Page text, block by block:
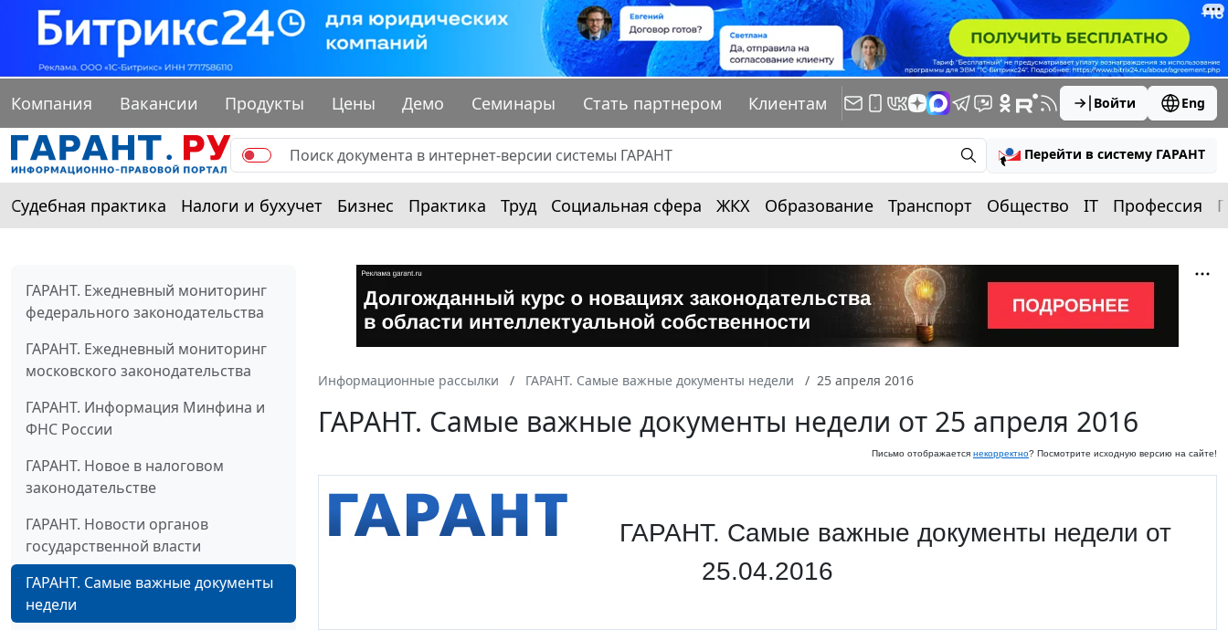
Компания Вакансии Продукты Цены Демо Семинары Стать партнером Клиентам Войти Eng
Перейти в систему ГАРАНТ
Судебная практика Налоги и бухучет Бизнес Практика Труд Социальная сфера ЖКХ Образование Транспорт Общество IT Профессия
ГАРАНТ. Ежедневный мониторинг
федерального законодательства
ГАРАНТ. Ежедневный мониторинг
московского законодательства
ГАРАНТ. Информация Минфина и
ФНС России
ГАРАНТ. Новое в налоговом
законодательстве
ГАРАНТ. Новости органов
государственной власти
ГАРАНТ. Самые важные документы
недели
Информационные рассылки ГАРАНТ. Самые важные документы недели 25 апреля 2016
ГАРАНТ. Самые важные документы недели от 25 апреля 2016
Письмо отображается некорректно? Посмотрите исходную версию на сайте!
ГАРАНТ. Самые важные документы недели от
25.04.2016